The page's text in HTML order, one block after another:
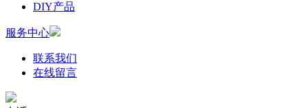
DIY产品
服务中心
联系我们
在线留言